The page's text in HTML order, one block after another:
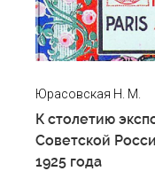
Юрасовская Н. М.
К столетию
Советской
1925 года